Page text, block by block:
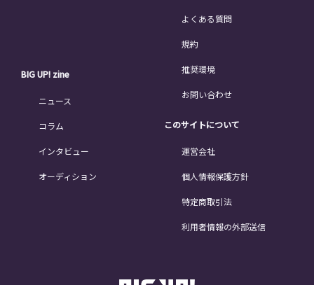
BIG UP! zine
ニュース
コラム
インタビュー
オーディション
よくある質問
規約
推奨環境
お問い合わせ
このサイトについて
運営会社
個人情報保護方針
特定商取引法
利用者情報の外部送信